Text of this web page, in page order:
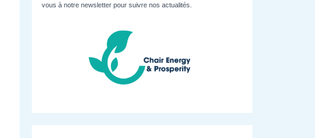
vous à notre newsletter pour suivre nos actualités.